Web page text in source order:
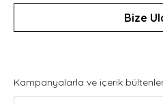
Bize
Kampanyalarla ve içerik